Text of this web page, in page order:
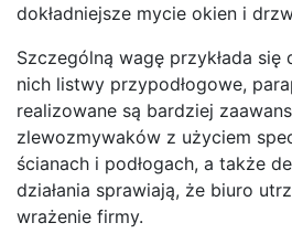
dokładniejsze mycie okien i
Szczególną wagę przykłada
nich listwy przypodłogowe,
realizowane są bardziej
zlewozmywaków z użyciem
ścianach i podłogach, a także
działania sprawiają, że biuro
wrażenie firmy.